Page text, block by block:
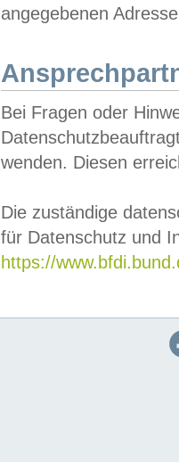
angegebenen
Bei Fragen oder
wenden. Diesen
Die zuständige
für Datenschutz und
https://